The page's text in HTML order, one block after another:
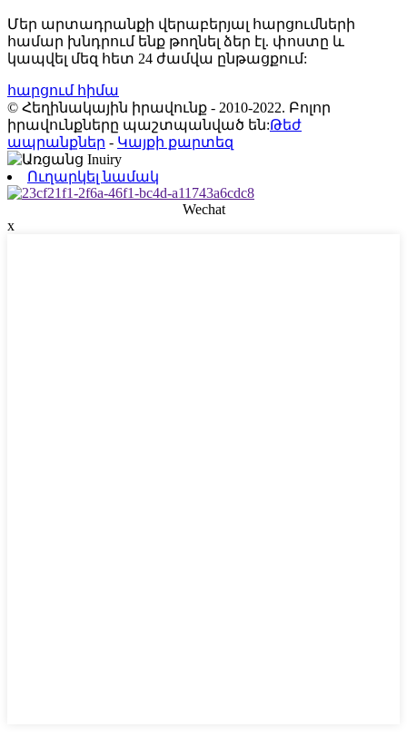
Մեր արտադրանքի վերաբերյալ հարցումների
համար խնդրում ենք թողնել ձեր էլ. փոստը և
կապվել մեզ հետ 24 ժամվա ընթացքում:
հարցում հիմա
© Հեղինակային իրավունք - 2010-2022. Բոլոր
իրավունքները պաշտպանված են:Թեժ
ապրանքներ - Կայքի քարտեզ
Ուղարկել նամակ
Wechat
x